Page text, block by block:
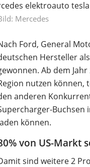
Mercedes
Ford, General
Hersteller
Ab dem
nutzen können,
anderen
Buchsen
können.
von US-Markt
sind weitere 2